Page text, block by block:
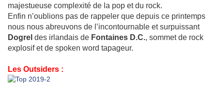
majestueuse complexité de la pop et du rock.
Enfin n’oublions pas de rappeler que depuis ce printemps
nous nous abreuvons de l’incontournable et surpuissant
Dogrel des irlandais de Fontaines D.C., sommet de rock
explosif et de spoken word tapageur.
Les Outsiders :